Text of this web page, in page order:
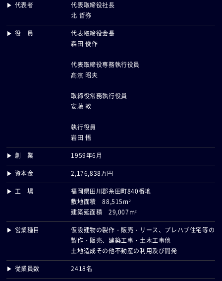
▶ 代表者
代表取締役社長
北 哲弥
▶ 役 員
代表取締役会長
森田 俊作
代表取締役専務執行役員
髙濱 昭夫
取締役常務執行役員
安藤 敦
執行役員
岩田 悟
▶ 創 業
1959年6月
▶ 資本金
2,176,838万円
▶ 工 場
福岡県田川郡糸田町840番地
敷地面積 88,515m²
建築延面積 29,007m²
▶ 営業種目
仮設建物の製作・販売・リース、プレハブ住宅等の
製作・販売、建築工事・土木工事他
土地造成その他不動産の利用及び開発
▶ 従業員数
2418名